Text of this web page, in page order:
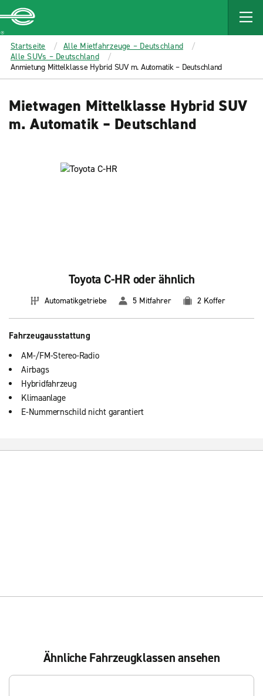
MAIN
CONTENT
Enterprise
Startseite
Alle Mietfahrzeuge – Deutschland
Alle SUVs – Deutschland
Anmietung Mittelklasse Hybrid SUV m. Automatik – Deutschland
Mietwagen Mittelklasse Hybrid SUV
m. Automatik – Deutschland
Toyota C-HR oder ähnlich
Automatikgetriebe 5 Mitfahrer 2 Koffer
Fahrzeugausstattung
AM-/FM-Stereo-Radio
Airbags
Hybridfahrzeug
Klimaanlage
E-Nummernschild nicht garantiert
Ähnliche Fahrzeugklassen ansehen